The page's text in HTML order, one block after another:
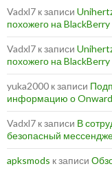
Vadxl7 к записи
похожего на BlackBerry
Vadxl7 к записи
похожего на BlackBerry
yuka2000 к записи
информацию о
Vadxl7 к записи В
безопасный
apksmods к записи